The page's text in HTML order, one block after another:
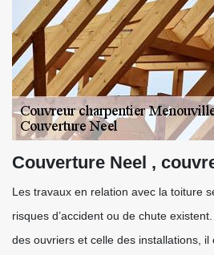
Couverture Neel ,
Les travaux en relation avec la toiture
risques d’accident ou de chute
des ouvriers et celle des installations,